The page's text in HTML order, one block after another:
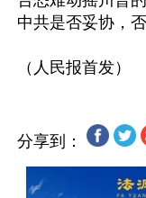
中共是否妥协，
分享到：